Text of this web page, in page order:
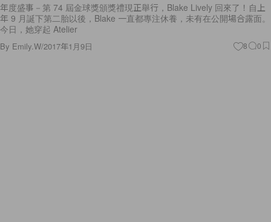
年度盛事－第 74 屆金球獎頒獎禮現正舉行，Blake Lively 回來了！自上
年 9 月誕下第二胎以後，Blake 一直都專注休養，未有在公開場合露面。
今日，她穿起 Atelier
By Emily.W/2017年1月9日 8 0